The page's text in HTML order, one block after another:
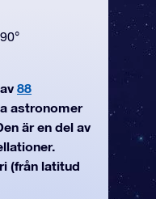
88
astronomer
är en del av
(från latitud